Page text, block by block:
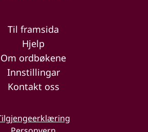
Til framsida
Hjelp
Om ordbøkene
Innstillingar
Kontakt oss